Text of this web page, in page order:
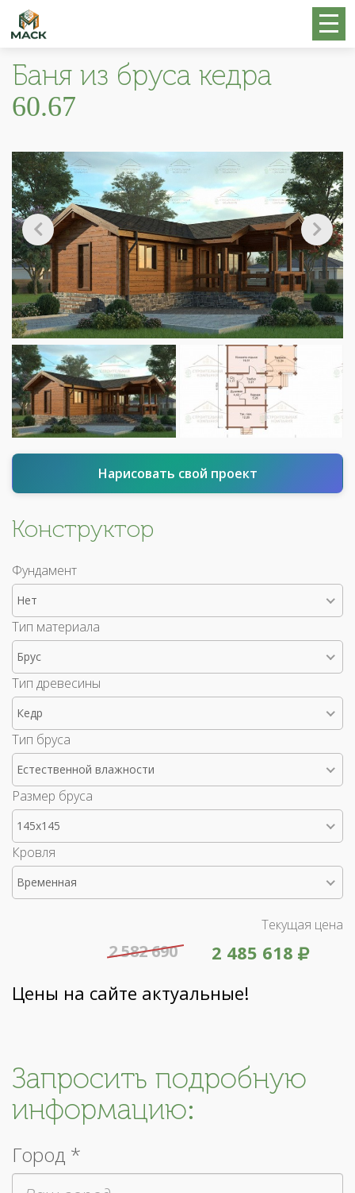
Баня из бруса кедра
60.67
Нарисовать свой проект
Конструктор
Фундамент
Нет
Тип материала
Брус
Тип древесины
Кедр
Тип бруса
Естественной влажности
Размер бруса
145x145
Кровля
Временная
Текущая цена
2 485 618
2 582 690
Цены на сайте актуальные!
Запросить подробную
информацию:
Город *